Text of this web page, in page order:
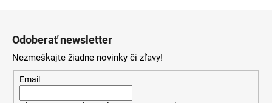
a
c
Odoberať newsletter
Nezmeškajte žiadne novinky či zľavy!
Email